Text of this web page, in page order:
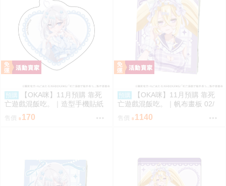
預購
【OKA咪】11月預購 靠死
亡遊戲混飯吃。｜造型手機貼紙
01/ (新繪插畫) (幽鬼)
170
預購
【OKA咪】11月預購 靠死
亡遊戲混飯吃。｜帆布畫板 02/
(新繪插畫) (御城)
1140